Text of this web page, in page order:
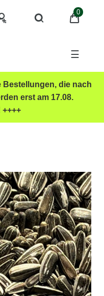
0
☰
Bestellungen, die nach
erst am 17.08.